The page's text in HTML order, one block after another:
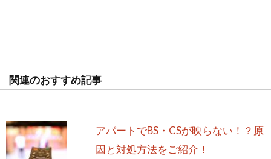
関連のおすすめ記事
アパートでBS・CSが映らない！？原
因と対処方法をご紹介！